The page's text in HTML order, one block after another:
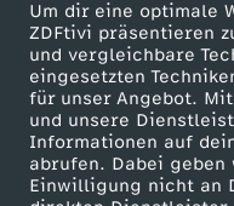
Um dir eine optimale
ZDFtivi präsentieren
und vergleichbare
eingesetzten
für unser Angebot.
und unsere
Informationen auf
abrufen. Dabei geben
Einwilligung nicht an
g
i
s
Mehr ZDF
ZDF-Apps
Smart TV